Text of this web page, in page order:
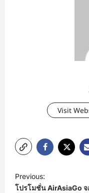
Visit
P
o
Previous:
โปรโมชั่น AirAsiaGo จ